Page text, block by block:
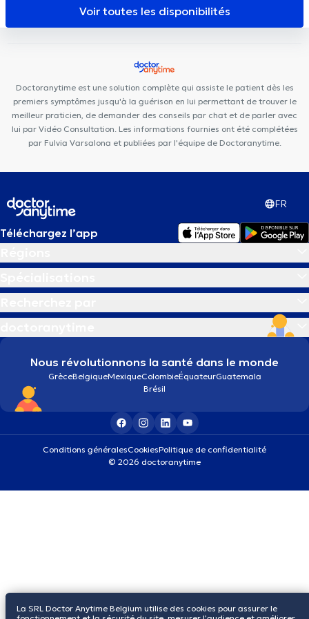
VOCLIdental TEMPLOUX
Cabinet du Docteur Teheux
Voir toutes les disponibilités
Doctoranytime est une solution complète qui assiste le patient dès les
premiers symptômes jusqu'à la guérison en lui permettant de trouver le
meilleur praticien, de demander des conseils par chat et de parler avec
lui par Vidéo Consultation. Les informations fournies ont été complétées
par Fulvia Varsalona et publiées par l'équipe de Doctoranytime.
FR
Téléchargez l’app
Nous révolutionnons la santé dans le monde
GrèceBelgiqueMexiqueColombieÉquateurGuatemala
Brésil
Conditions généralesCookiesPolitique de confidentialité
© 2026 doctoranytime
La SRL Doctor Anytime Belgium utilise des cookies pour assurer le